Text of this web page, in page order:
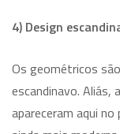
4) Design
Os geométricos
escandinavo. Aliás,
apareceram aqui no